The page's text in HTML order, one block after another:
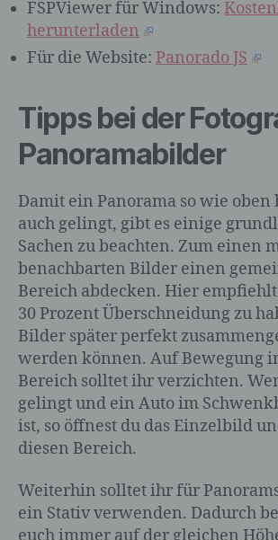
FSPViewer für Windows:
herunterladen
Für die Website: Panorado JS
Tipps bei der
Panoramabilder
Damit ein Panorama so wie oben
auch gelingt, gibt es einige
Sachen zu beachten. Zum einen
benachbarten Bilder einen
Bereich abdecken. Hier empfiehlt
30 Prozent Überschneidung zu
Bilder später perfekt
werden können. Auf Bewegung
Bereich solltet ihr verzichten.
gelingt und ein Auto im
ist, so öffnest du das Einzelbild
diesen Bereich.
Weiterhin solltet ihr für
ein Stativ verwenden. Dadurch
Anpassung oder Veränderung,
Auslesen, das Abfragen, die
die Offenlegung durch
Verbreitung oder eine andere
Verknüpfung, die
Löschen oder die Vernichtung.
d) Einschränkung der
Einschränkung der
Markierung gespeicherter
personenbezogener Daten mit
ihre künftige Verarbeitung
e) Profiling
Profiling ist jede Art der
Verarbeitung
die darin besteht, dass diese
werden, um bestimmte
Aspekte, die sich auf eine
Person beziehen, zu bewerten,